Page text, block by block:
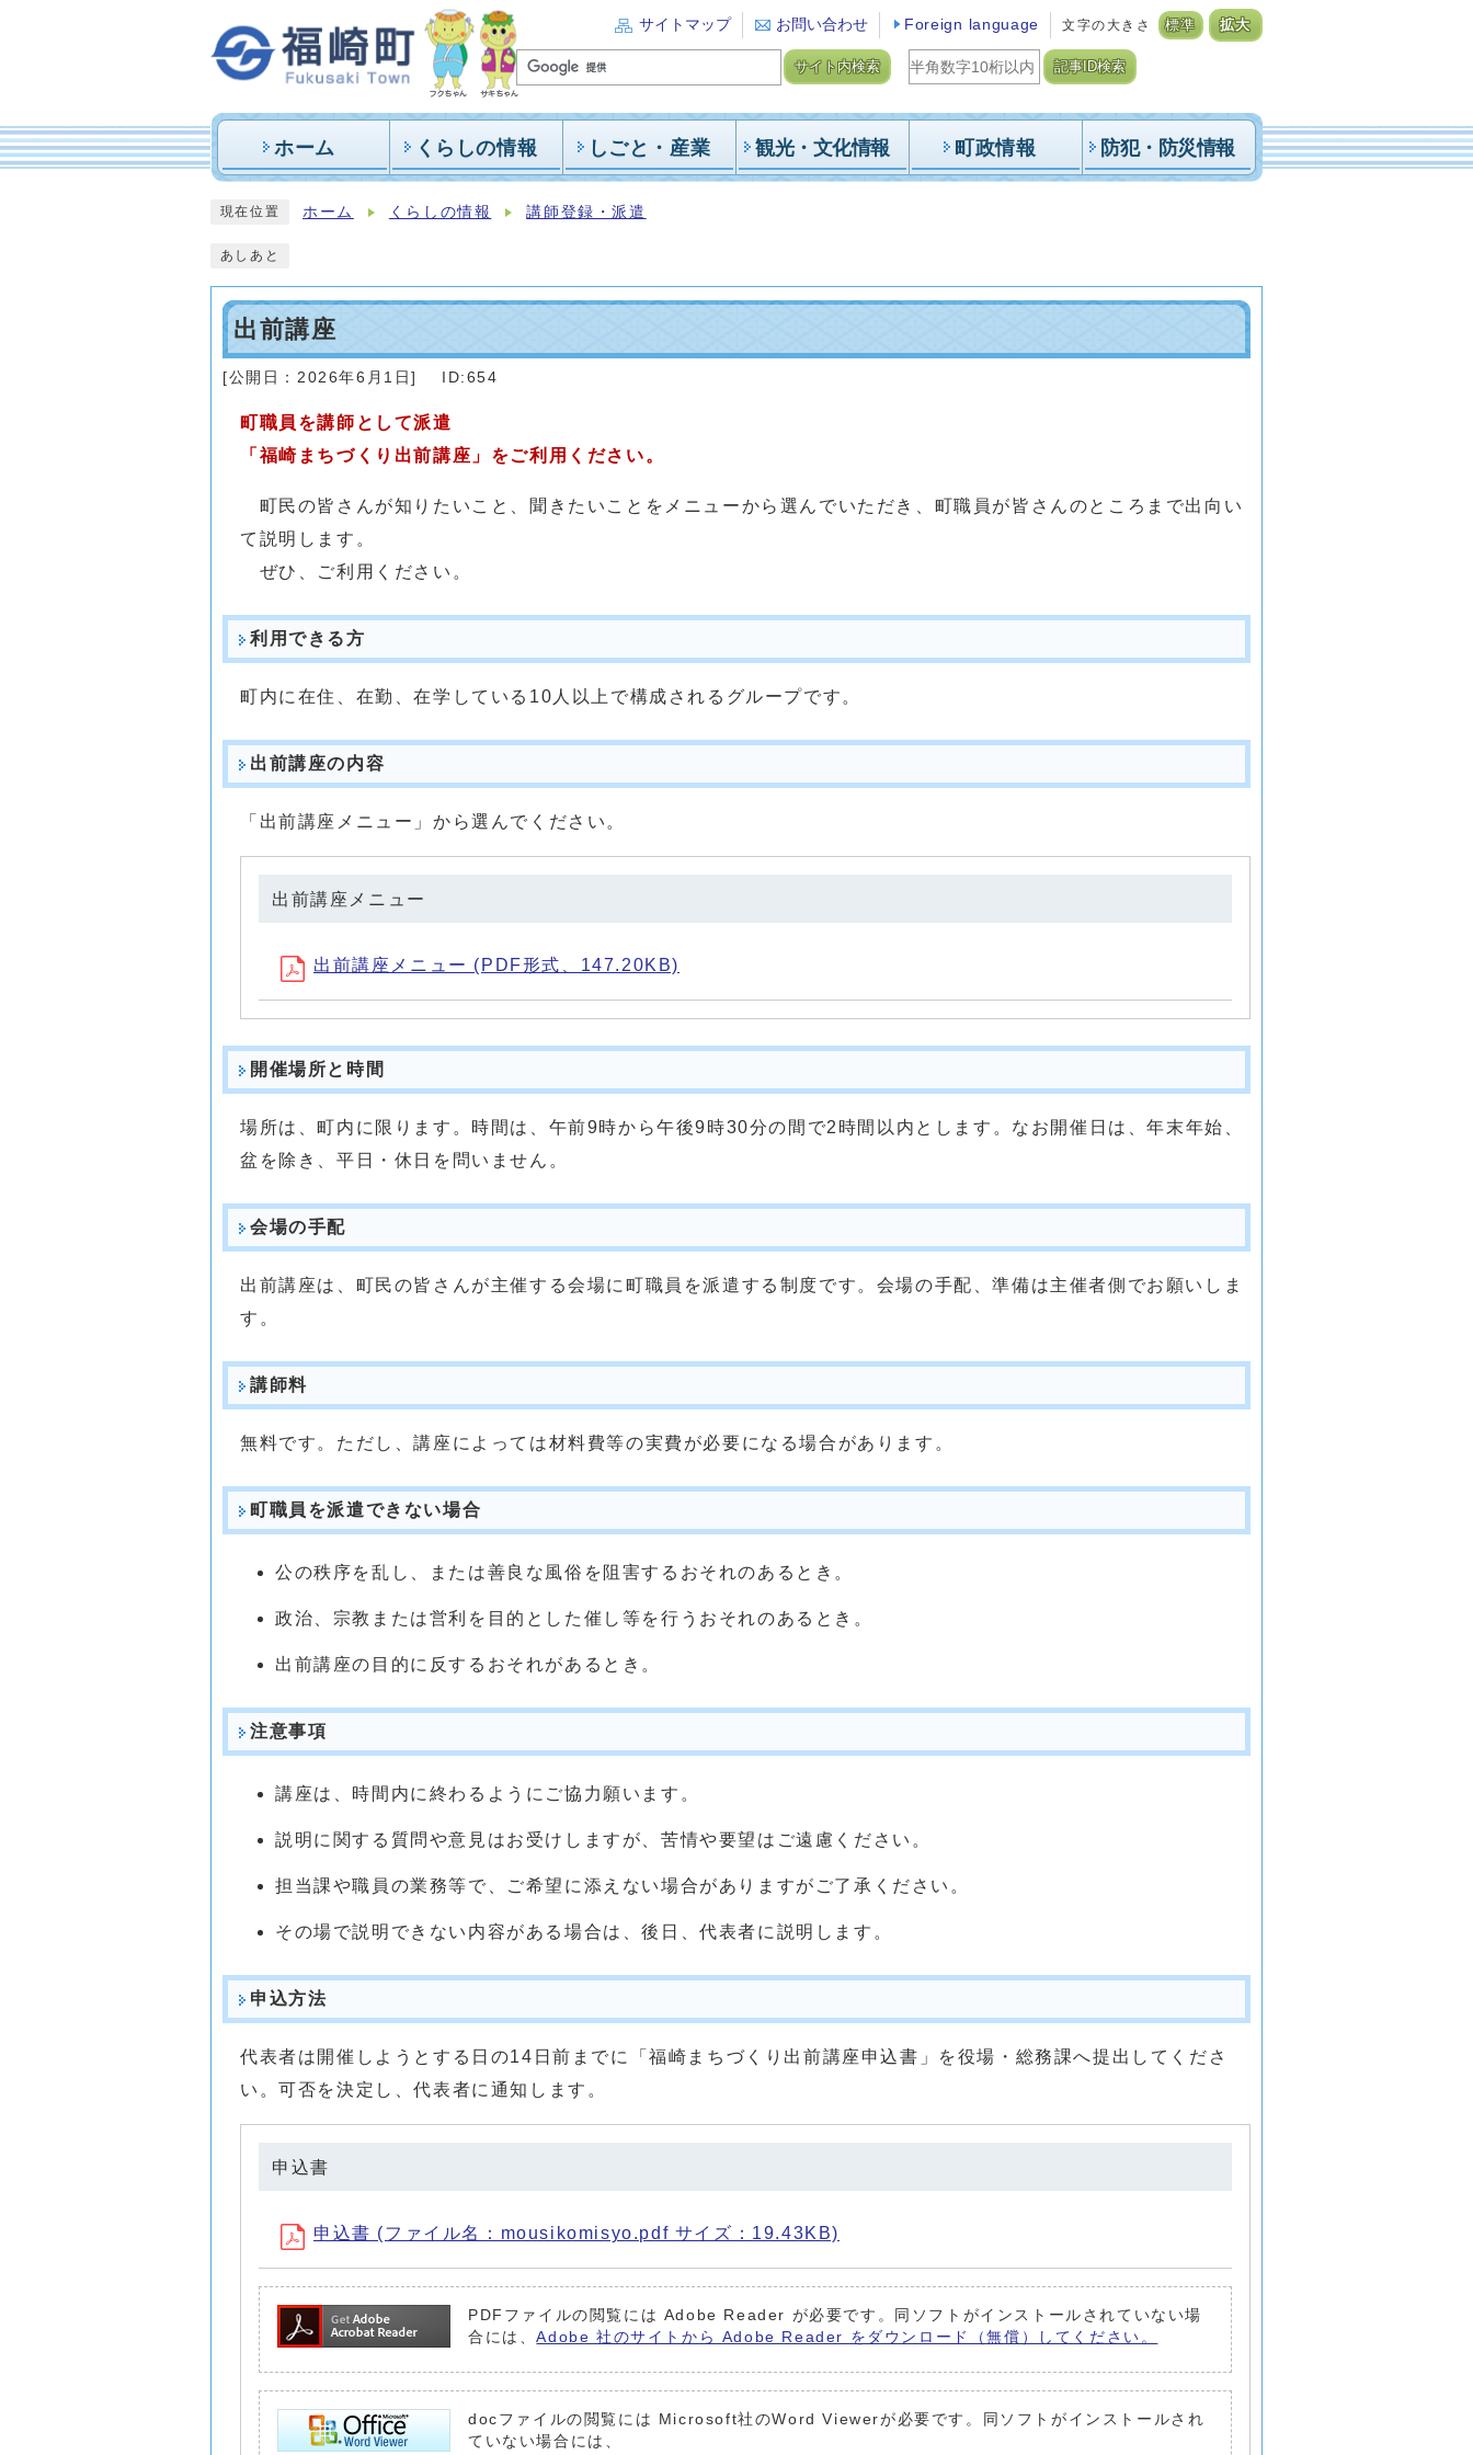
サイトマップ お問い合わせ Foreign language 文字の大きさ 標準 拡大
サイト内検索 記事ID検索
ホーム くらしの情報 しごと・産業 観光・文化情報 町政情報 防犯・防災情報
現在位置 ホーム くらしの情報 講師登録・派遣
あしあと
出前講座
[公開日： 2026年6月1日] ID:654
町職員を講師として派遣
「福崎まちづくり出前講座」をご利用ください。
町民の皆さんが知りたいこと、聞きたいことをメニューから選んでいただき、町職員が皆さんのところまで出向い
て説明します。
ぜひ、ご利用ください。
利用できる方
町内に在住、在勤、在学している10人以上で構成されるグループです。
出前講座の内容
「出前講座メニュー」から選んでください。
出前講座メニュー
出前講座メニュー (PDF形式、147.20KB)
開催場所と時間
場所は、町内に限ります。時間は、午前9時から午後9時30分の間で2時間以内とします。なお開催日は、年末年始、
盆を除き、平日・休日を問いません。
会場の手配
出前講座は、町民の皆さんが主催する会場に町職員を派遣する制度です。会場の手配、準備は主催者側でお願いしま
す。
講師料
無料です。ただし、講座によっては材料費等の実費が必要になる場合があります。
町職員を派遣できない場合
公の秩序を乱し、または善良な風俗を阻害するおそれのあるとき。
政治、宗教または営利を目的とした催し等を行うおそれのあるとき。
出前講座の目的に反するおそれがあるとき。
注意事項
講座は、時間内に終わるようにご協力願います。
説明に関する質問や意見はお受けしますが、苦情や要望はご遠慮ください。
担当課や職員の業務等で、ご希望に添えない場合がありますがご了承ください。
その場で説明できない内容がある場合は、後日、代表者に説明します。
申込方法
代表者は開催しようとする日の14日前までに「福崎まちづくり出前講座申込書」を役場・総務課へ提出してくださ
い。可否を決定し、代表者に通知します。
申込書
申込書 (ファイル名：mousikomisyo.pdf サイズ：19.43KB)
PDFファイルの閲覧には Adobe Reader が必要です。同ソフトがインストールされていない場
合には、Adobe 社のサイトから Adobe Reader をダウンロード（無償）してください。
docファイルの閲覧には Microsoft社のWord Viewerが必要です。同ソフトがインストールされ
ていない場合には、